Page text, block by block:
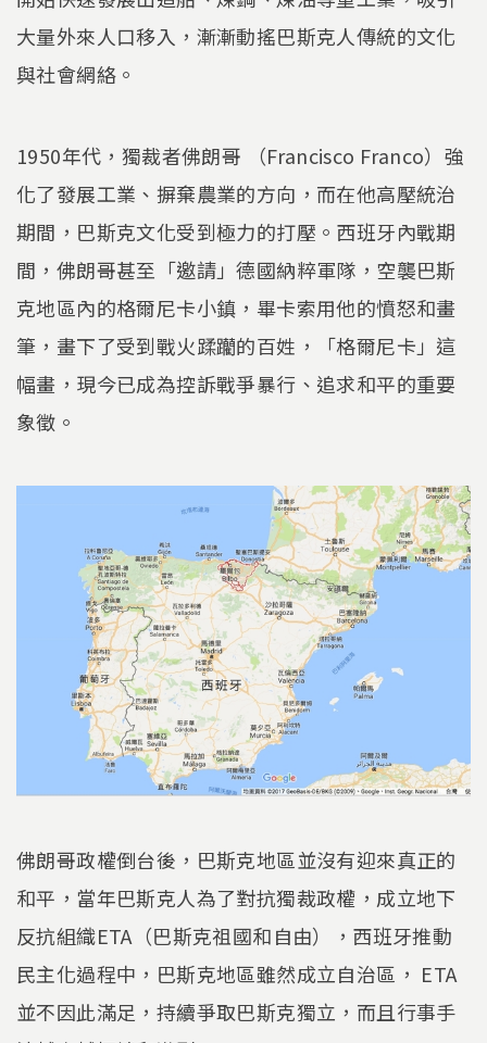
大量外來人口移入，漸漸動搖巴斯克人傳統的文化
與社會網絡。
1950年代，獨裁者佛朗哥 （Francisco Franco）強
化了發展工業、摒棄農業的方向，而在他高壓統治
期間，巴斯克文化受到極力的打壓。西班牙內戰期
間，佛朗哥甚至「邀請」德國納粹軍隊，空襲巴斯
克地區內的格爾尼卡小鎮，畢卡索用他的憤怒和畫
筆，畫下了受到戰火蹂躪的百姓，「格爾尼卡」這
幅畫，現今已成為控訴戰爭暴行、追求和平的重要
象徵。
佛朗哥政權倒台後，巴斯克地區並沒有迎來真正的
和平，當年巴斯克人為了對抗獨裁政權，成立地下
反抗組織ETA（巴斯克祖國和自由），西班牙推動
民主化過程中，巴斯克地區雖然成立自治區， ETA
並不因此滿足，持續爭取巴斯克獨立，而且行事手